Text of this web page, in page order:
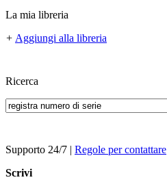
La mia libreria
+ Aggiungi alla libreria
Ricerca
Supporto 24/7 | Regole per contattare
Scrivi